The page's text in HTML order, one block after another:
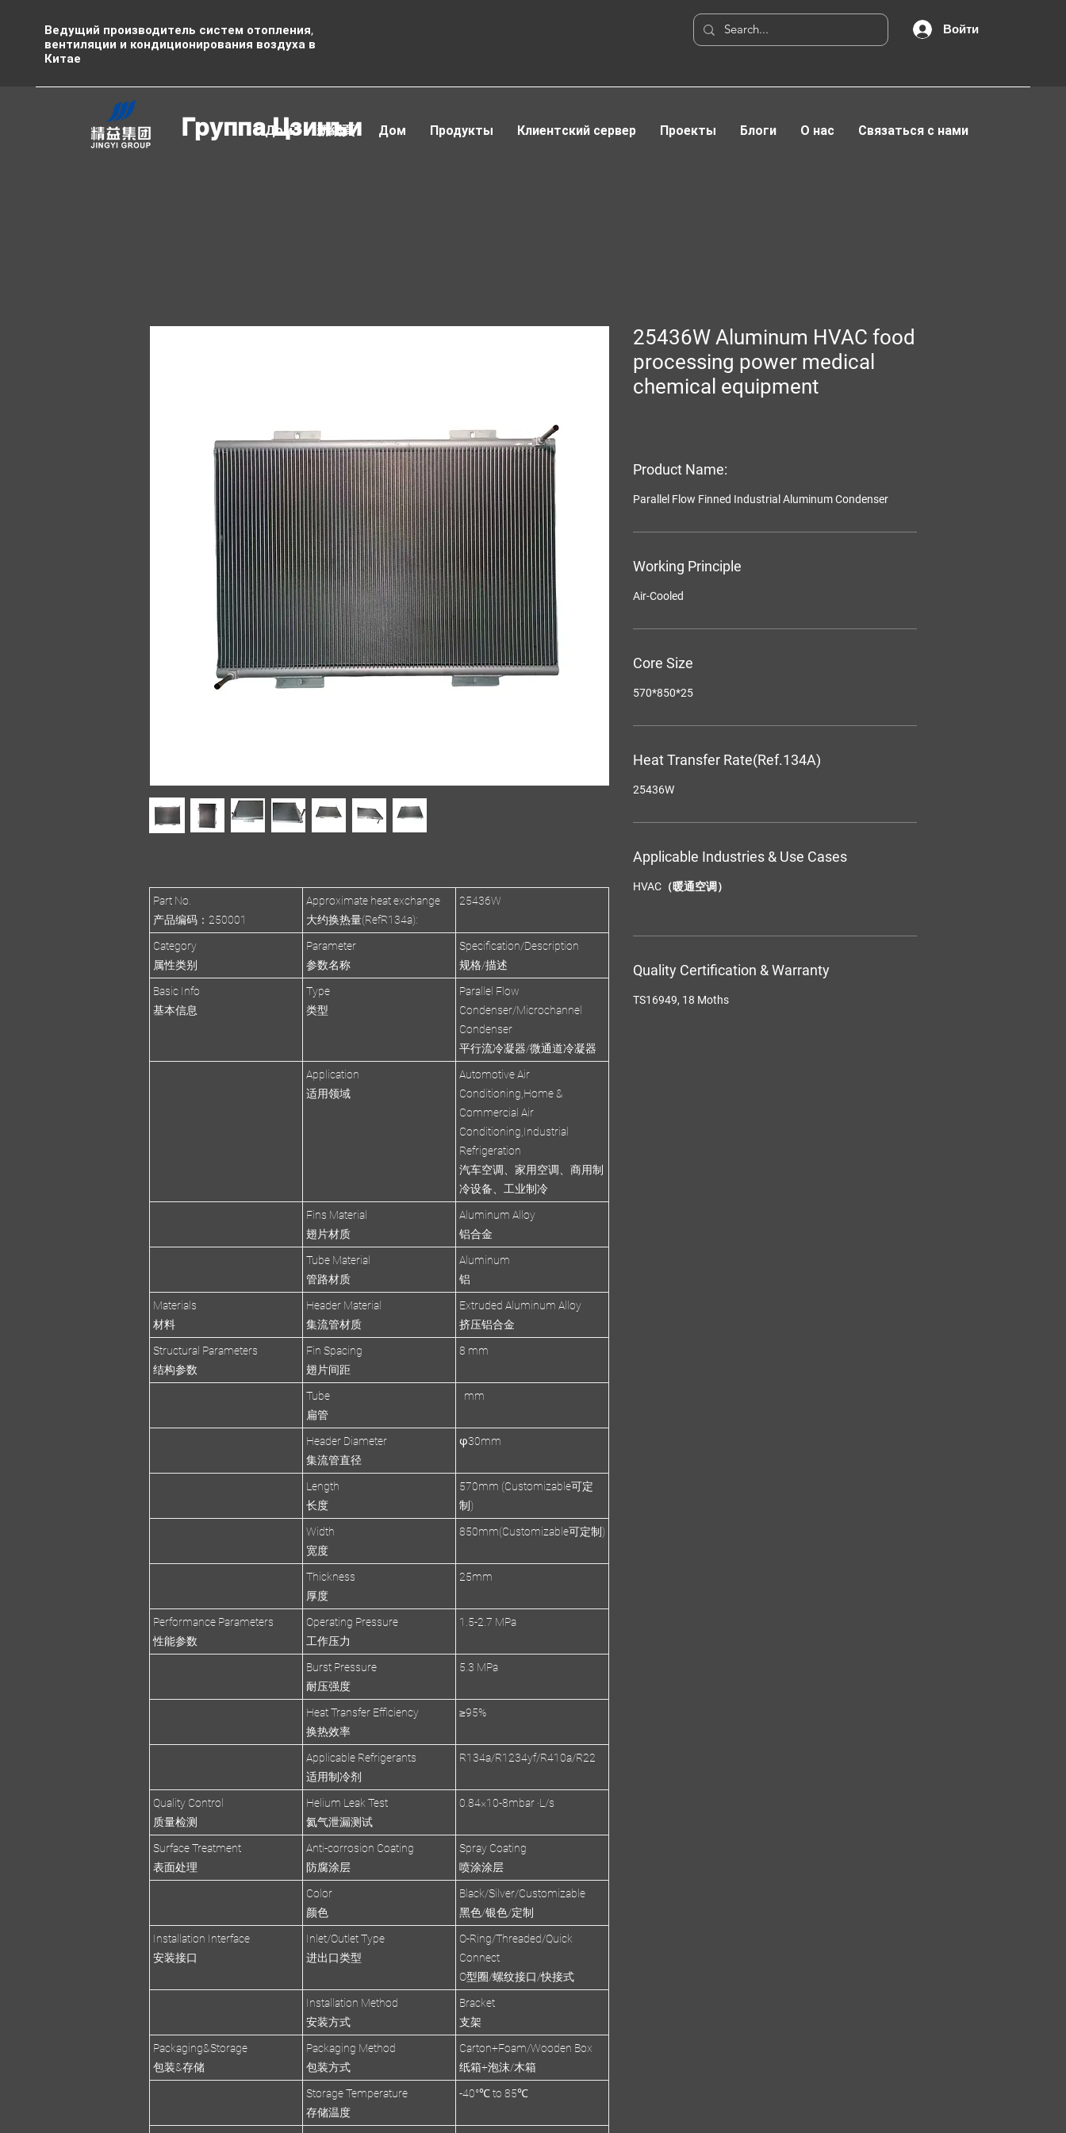
Ведущий производитель систем отопления,
вентиляции и кондиционирования воздуха в
Китае
Войти
Группа Цзинъи
Дом 新網頁 Дом Продукты Клиентский сервер Проекты Блоги О нас Связаться с нами
Part No.
产品编码：250001
Approximate heat exchange
大约换热量(RefR134a):
25436W
Category
属性类别
Parameter
参数名称
Specification/Description
规格/描述
Basic Info
基本信息
Type
类型
Parallel Flow
Condenser/Microchannel
Condenser
平行流冷凝器/微通道冷凝器
Application
适用领域
Automotive Air
Conditioning,Home &
Commercial Air
Conditioning,Industrial
Refrigeration
汽车空调、家用空调、商用制
冷设备、工业制冷
Fins Material
翅片材质
Aluminum Alloy
铝合金
Tube Material
管路材质
Aluminum
铝
Materials
材料
Header Material
集流管材质
Extruded Aluminum Alloy
挤压铝合金
Structural Parameters
结构参数
Fin Spacing
翅片间距
8 mm
Tube
扁管
mm
Header Diameter
集流管直径
φ30mm
Length
长度
570mm (Customizable可定
制)
Width
宽度
850mm(Customizable可定制)
Thickness
厚度
25mm
Performance Parameters
性能参数
Operating Pressure
工作压力
1.5-2.7 MPa
Burst Pressure
耐压强度
5.3 MPa
Heat Transfer Efficiency
换热效率
≥95%
Applicable Refrigerants
适用制冷剂
R134a/R1234yf/R410a/R22
Quality Control
质量检测
Helium Leak Test
氦气泄漏测试
0.84×10-8mbar ·L/s
Surface Treatment
表面处理
Anti-corrosion Coating
防腐涂层
Spray Coating
喷涂涂层
Color
颜色
Black/Silver/Customizable
黑色/银色/定制
Installation Interface
安装接口
Inlet/Outlet Type
进出口类型
O-Ring/Threaded/Quick
Connect
O型圈/螺纹接口/快接式
Installation Method
安装方式
Bracket
支架
Packaging&Storage
包装&存储
Packaging Method
包装方式
Carton+Foam/Wooden Box
纸箱+泡沫/木箱
Storage Temperature
存储温度
-40°℃ to 85℃
25436W Aluminum HVAC food
processing power medical
chemical equipment
Product Name:
Parallel Flow Finned Industrial Aluminum Condenser
Working Principle
Air-Cooled
Core Size
570*850*25
Heat Transfer Rate(Ref.134A)
25436W
Applicable Industries & Use Cases
HVAC（暖通空调）
Quality Certification & Warranty
TS16949, 18 Moths